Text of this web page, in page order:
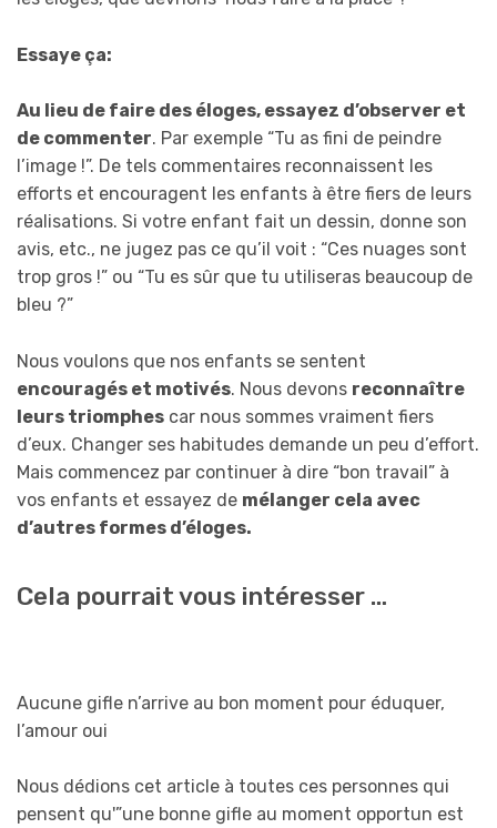
Essaye ça:
Au lieu de faire des éloges, essayez d’observer et
de commenter. Par exemple “Tu as fini de peindre
l’image !”. De tels commentaires reconnaissent les
efforts et encouragent les enfants à être fiers de leurs
réalisations. Si votre enfant fait un dessin, donne son
avis, etc., ne jugez pas ce qu’il voit : “Ces nuages sont
trop gros !” ou “Tu es sûr que tu utiliseras beaucoup de
bleu ?”
Nous voulons que nos enfants se sentent
encouragés et motivés. Nous devons reconnaître
leurs triomphes car nous sommes vraiment fiers
d’eux. Changer ses habitudes demande un peu d’effort.
Mais commencez par continuer à dire “bon travail” à
vos enfants et essayez de mélanger cela avec
d’autres formes d’éloges.
Cela pourrait vous intéresser …
Aucune gifle n’arrive au bon moment pour éduquer,
l’amour oui
Nous dédions cet article à toutes ces personnes qui
pensent qu'”une bonne gifle au moment opportun est